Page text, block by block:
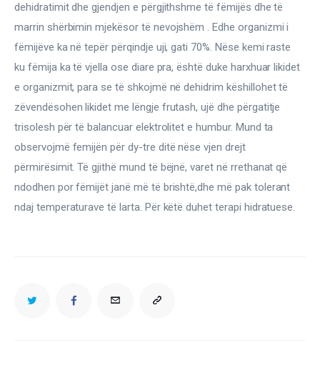
dehidratimit dhe gjendjen e përgjithshme të fëmijës dhe të
marrin shërbimin mjekësor të nevojshëm . Edhe organizmi i
fëmijëve ka në tepër përqindje uji, gati 70%. Nëse kemi raste
ku fëmija ka të vjella ose diare pra, është duke harxhuar likidet
e organizmit, para se të shkojmë në dehidrim këshillohet të
zëvendësohen likidet me lëngje frutash, ujë dhe përgatitje
trisolesh për të balancuar elektrolitet e humbur. Mund ta
observojmë femijën për dy-tre ditë nëse vjen drejt
përmirësimit. Të gjithë mund të bëjnë, varet në rrethanat që
ndodhen por fëmijët janë më të brishtë,dhe më pak tolerant
ndaj temperaturave të larta. Për këtë duhet terapi hidratuese.
TWITTERFACEBOOKEMAIL COPY